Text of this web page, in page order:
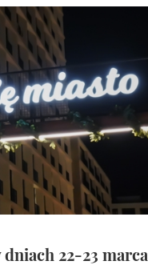
dniach 22-23 marca